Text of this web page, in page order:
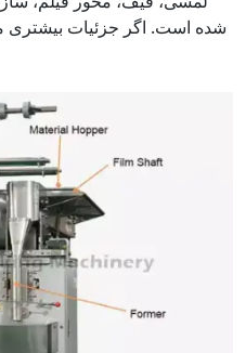
شده است. اگر جزئیات بیشتری